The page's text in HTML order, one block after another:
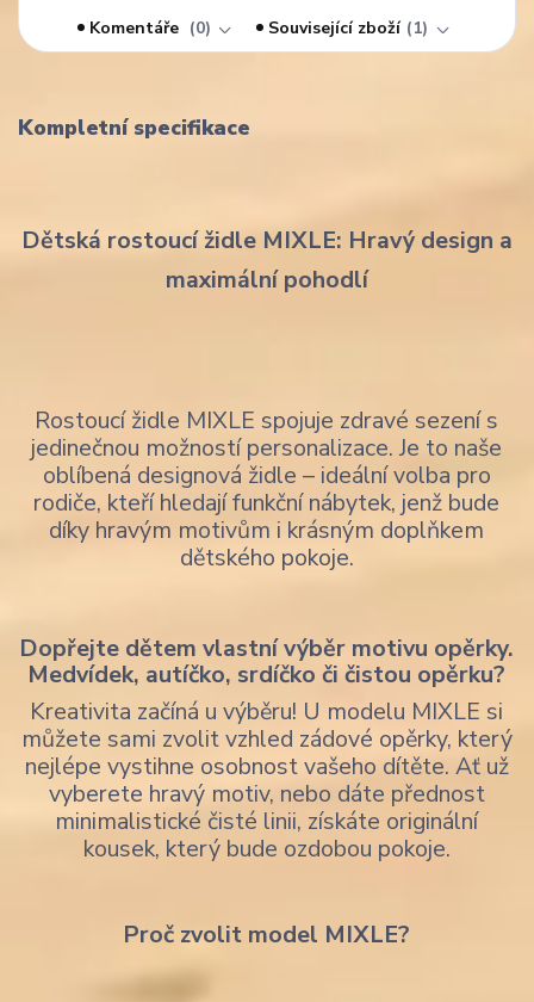
Komentáře
0 Související zboží 1
Kompletní specifikace
Dětská rostoucí židle MIXLE: Hravý design a
maximální pohodlí
Rostoucí židle MIXLE spojuje zdravé sezení s
jedinečnou možností personalizace. Je to naše
oblíbená designová židle – ideální volba pro
rodiče, kteří hledají funkční nábytek, jenž bude
díky hravým motivům i krásným doplňkem
dětského pokoje.
Dopřejte dětem vlastní výběr motivu opěrky.
Medvídek, autíčko, srdíčko či čistou opěrku?
Kreativita začíná u výběru! U modelu MIXLE si
můžete sami zvolit vzhled zádové opěrky, který
nejlépe vystihne osobnost vašeho dítěte. Ať už
vyberete hravý motiv, nebo dáte přednost
minimalistické čisté linii, získáte originální
kousek, který bude ozdobou pokoje.
Proč zvolit model MIXLE?